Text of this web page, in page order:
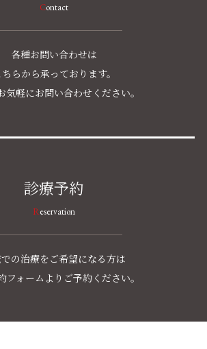
Contact
各種お問い合わせは
ちらから承っております。
気軽にお問い合わせください。
診療予約
Reservation
の治療をご希望になる方は
フォームよりご予約ください。